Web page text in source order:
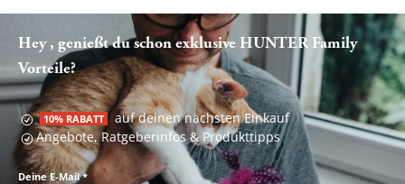
Hey , genießt du schon exklusive HUNTER Family
Vorteile?
10% RABATT auf deinen nächsten Einkauf
Angebote, Ratgeberinfos & Produkttipps
Deine E-Mail*